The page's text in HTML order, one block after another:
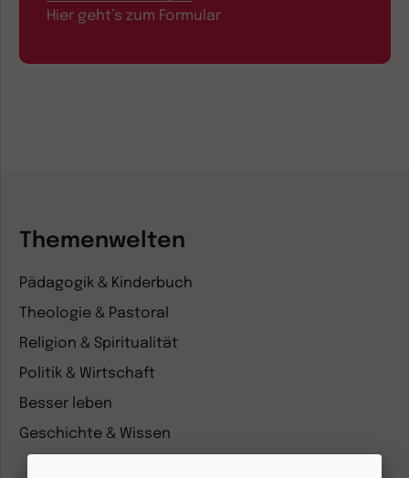
Hier geht’s zum Formular
Themenwelten
Pädagogik & Kinderbuch
Theologie & Pastoral
Religion & Spiritualität
Politik & Wirtschaft
Besser leben
Geschichte & Wissen